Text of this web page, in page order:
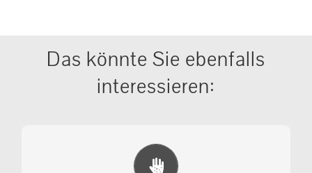
Das könnte Sie ebenfalls
interessieren:
Erste Hilfe Maßnahmen